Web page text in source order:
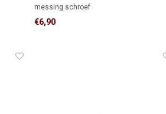
messing schroef
€6,90